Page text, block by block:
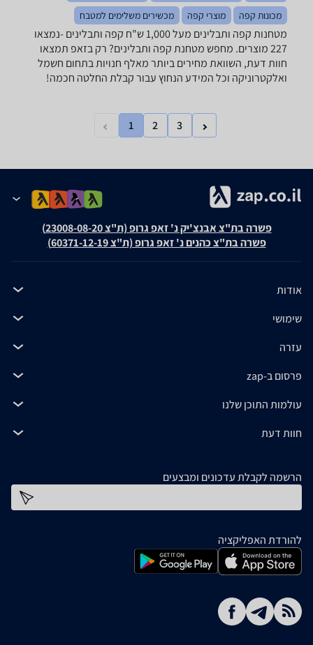
מכונות קפה
מוצרי קפה מכשירים משלימים למטבח
מטחנות קפה ותבלינים ‏מעל 1,000 ‏ש"ח ‏קפה ותבלינים -נמצאו
227 מוצרים. מחפש מטחנת קפה ותבלינים? רק בזאפ תמצאו
חוות דעת, השוואת מחירים ביותר מאלף חנויות בתחום חשמל
ואלקטרוניקה וכל המידע הנחוץ עבור קבלת החלטה חכמה!
1 2 3
פשרה בת"צ אבנצ'יק נ' זאפ גרופ (ת"צ 23008-08-20)
פשרה בת"צ כהנים נ' זאפ גרופ (ת"צ 60371-12-19)
אודות
שימושי
עזרה
פרסום ב-zap
עולמות התוכן שלנו
חוות דעת
הרשמה לקבלת עדכונים ומבצעים
להורדת האפליקציה